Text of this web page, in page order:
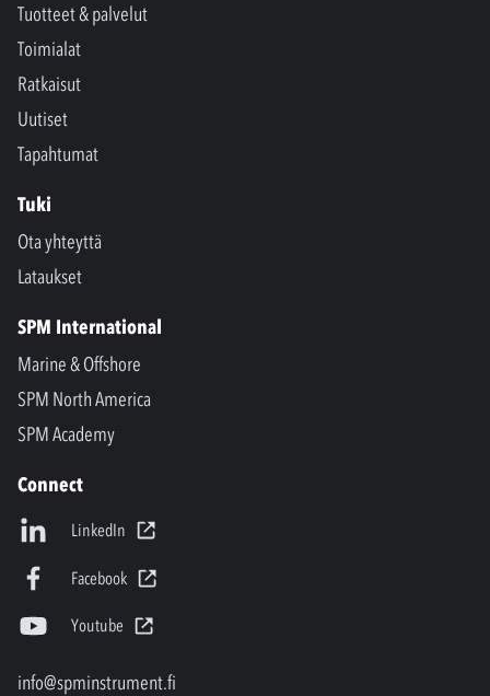
Tuotteet & palvelut
Toimialat
Ratkaisut
Uutiset
Tapahtumat
Tuki
Ota yhteyttä
Lataukset
SPM International
Marine & Offshore
SPM North America
SPM Academy
Connect
LinkedIn
Facebook
Youtube
info@spminstrument.fi